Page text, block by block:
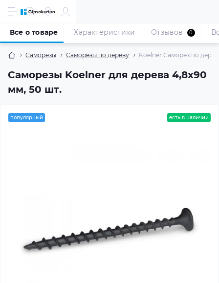
Саморезы Саморезы по дереву Koelner Саморез по
Саморезы Koelner для дерева 4,8x90
мм, 50 шт.
Все о товаре Характеристики Отзывов 0
популярный есть в наличии